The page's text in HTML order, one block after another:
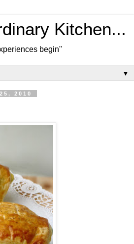
Kitchen...
begin"
▼
2010